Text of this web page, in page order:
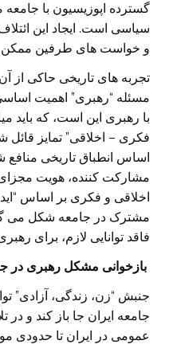
گسترده اپوزیسیون با جامعه
سیاسی است. ایجاد این
و خواست های طرفین
تجربه های تاریخی حاکی از
مسئله “رهبری” اهمیت
با رهبری این است، که باید
فکری – اخلاقی” تمایز قائل
اساس انطباق تاریخی
مشارکت کننده، هویت
اخلاقی و فکری بر اساس
مشترک در جامعه شکل می
فاقد توانایی لازم، برای
بازخوانی مشکل رهبری در
جنبش “زن، زندگی، آزادی”
جامعه ایران جا باز کند و
عمومی در ایران تا حدودی